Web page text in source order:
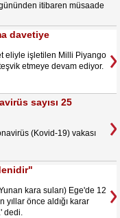
itibaren müsaade
davetiye
eliyle işletilen Milli Piyango
etmeye devam ediyor.
sayısı 25
(Kovid-19) vakası
kara suları) Ege'de 12
yıllar önce aldığı karar
dedi.